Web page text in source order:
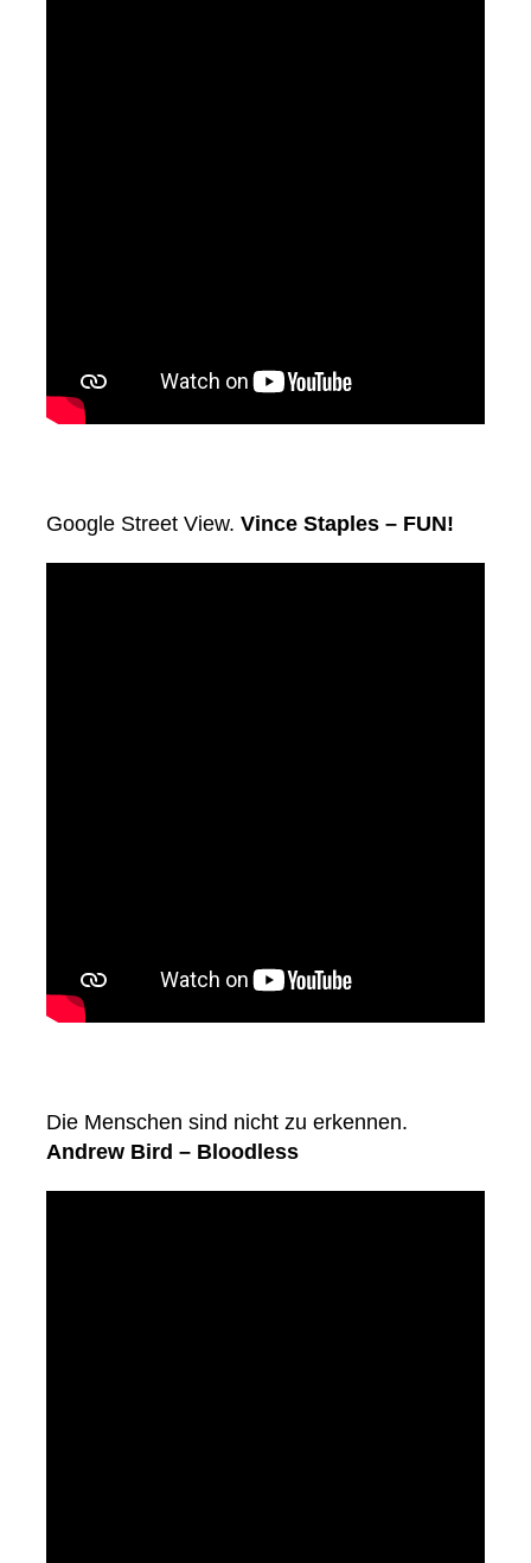
Google Street View. Vince Staples – FUN!
Die Menschen sind nicht zu erkennen.
Andrew Bird – Bloodless